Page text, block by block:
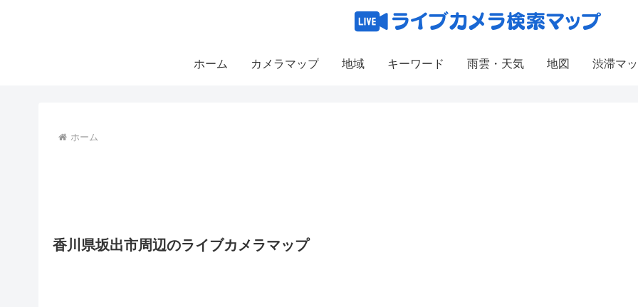
ホーム カメラマップ 地域 キーワード 雨雲・天気 地図 渋滞マ
ホーム
香川県坂出市周辺のライブカメラマップ